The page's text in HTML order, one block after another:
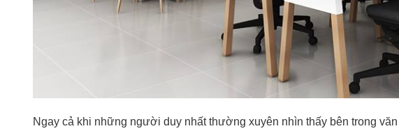
Ngay cả khi những người duy nhất thường xuyên nhìn thấy bên trong